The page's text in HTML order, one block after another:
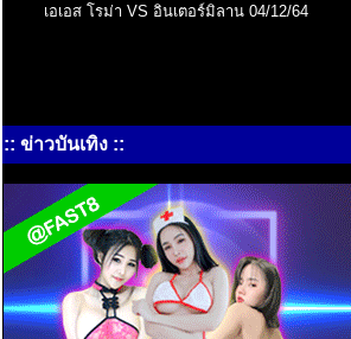
เอเอส โรม่า VS อินเตอร์มิลาน 04/12/64
:: ข่าวบันเทิง ::